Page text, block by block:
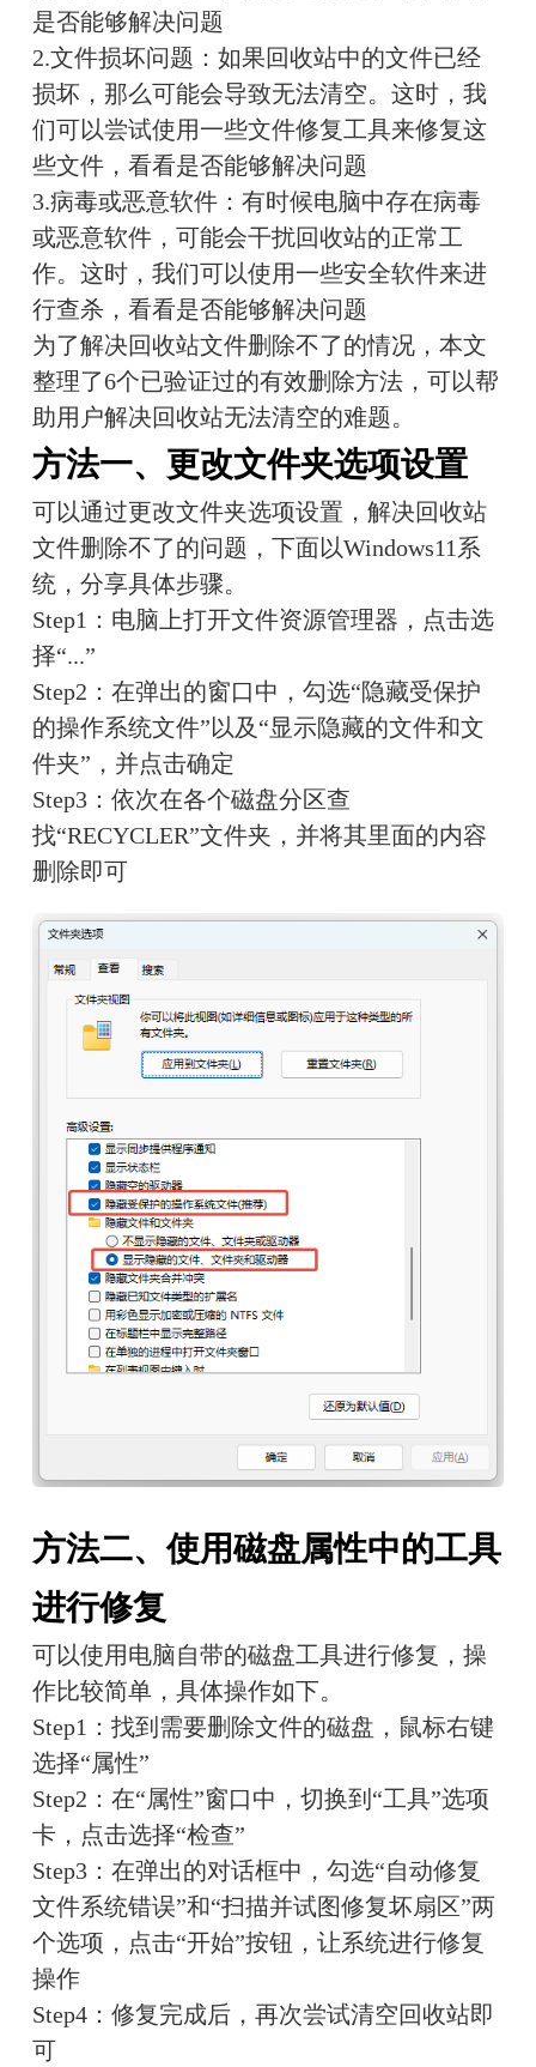
是否能够解决问题
2.文件损坏问题：如果回收站中的文件已经
损坏，那么可能会导致无法清空。这时，我
们可以尝试使用一些文件修复工具来修复这
些文件，看看是否能够解决问题
3.病毒或恶意软件：有时候电脑中存在病毒
或恶意软件，可能会干扰回收站的正常工
作。这时，我们可以使用一些安全软件来进
行查杀，看看是否能够解决问题
为了解决回收站文件删除不了的情况，本文
整理了6个已验证过的有效删除方法，可以帮
助用户解决回收站无法清空的难题。
方法一、更改文件夹选项设置
可以通过更改文件夹选项设置，解决回收站
文件删除不了的问题，下面以Windows11系
统，分享具体步骤。
Step1：电脑上打开文件资源管理器，点击选
择“...”
Step2：在弹出的窗口中，勾选“隐藏受保护
的操作系统文件”以及“显示隐藏的文件和文
件夹”，并点击确定
Step3：依次在各个磁盘分区查
找“RECYCLER”文件夹，并将其里面的内容
删除即可
方法二、使用磁盘属性中的工具
进行修复
可以使用电脑自带的磁盘工具进行修复，操
作比较简单，具体操作如下。
Step1：找到需要删除文件的磁盘，鼠标右键
选择“属性”
Step2：在“属性”窗口中，切换到“工具”选项
卡，点击选择“检查”
Step3：在弹出的对话框中，勾选“自动修复
文件系统错误”和“扫描并试图修复坏扇区”两
个选项，点击“开始”按钮，让系统进行修复
操作
Step4：修复完成后，再次尝试清空回收站即
可